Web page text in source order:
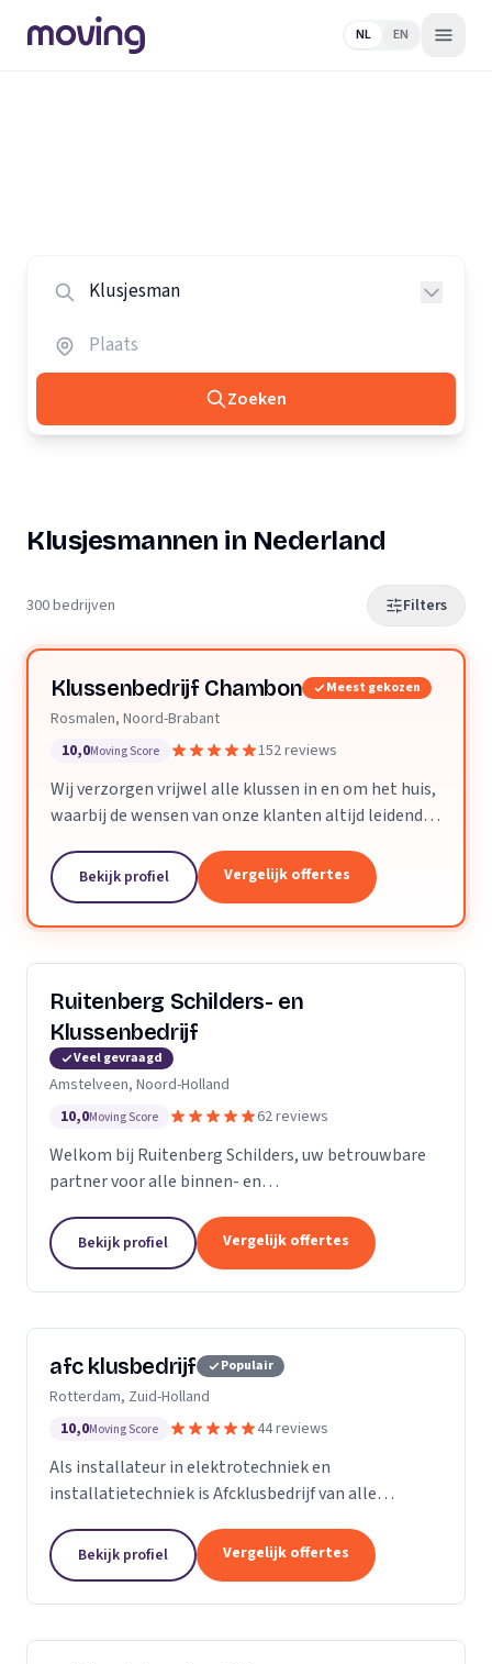
NL EN
Zoeken
Klusjesmannen in Nederland
300 bedrijven Filters
Klussenbedrijf Chambon Meest gekozen
Rosmalen, Noord-Brabant
10,0Moving Score 152 reviews
Wij verzorgen vrijwel alle klussen in en om het huis,
waarbij de wensen van onze klanten altijd leidend
afspraak. Dankzij ons vakmanschap en direct...
Bekijk profiel Vergelijk offertes
Ruitenberg Schilders- en
Klussenbedrijf
Veel gevraagd
Amstelveen, Noord-Holland
10,0Moving Score 62 reviews
Welkom bij Ruitenberg Schilders, uw betrouwbare
partner voor alle binnen- en
een gevestigde naam in de provincie Noord-Holland,
met een bijzondere...
Bekijk profiel Vergelijk offertes
afc klusbedrijf Populair
Rotterdam, Zuid-Holland
10,0Moving Score 44 reviews
Als installateur in elektrotechniek en
installatietechniek is Afcklusbedrijf van alle
woningbouw, utiliteitsbouw. Op het gebied van
ontwerpen en...
Bekijk profiel Vergelijk offertes